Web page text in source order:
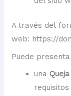
A través del
web: https://
Puede
una Queja
requisitos